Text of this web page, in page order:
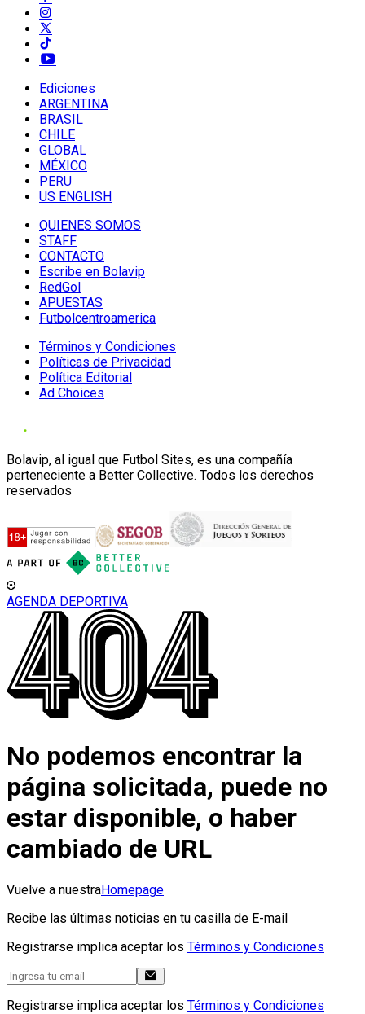
Ediciones
ARGENTINA
BRASIL
CHILE
GLOBAL
MÉXICO
PERU
US ENGLISH
QUIENES SOMOS
STAFF
CONTACTO
Escribe en Bolavip
RedGol
APUESTAS
Futbolcentroamerica
Términos y Condiciones
Políticas de Privacidad
Política Editorial
Ad Choices
Bolavip, al igual que Futbol Sites, es una compañía
perteneciente a Better Collective. Todos los derechos
reservados
AGENDA DEPORTIVA
No podemos encontrar la
página solicitada, puede no
estar disponible, o haber
cambiado de URL
Vuelve a nuestraHomepage
Recibe las últimas noticias en tu casilla de E-mail
Registrarse implica aceptar los Términos y Condiciones
Registrarse implica aceptar los Términos y Condiciones